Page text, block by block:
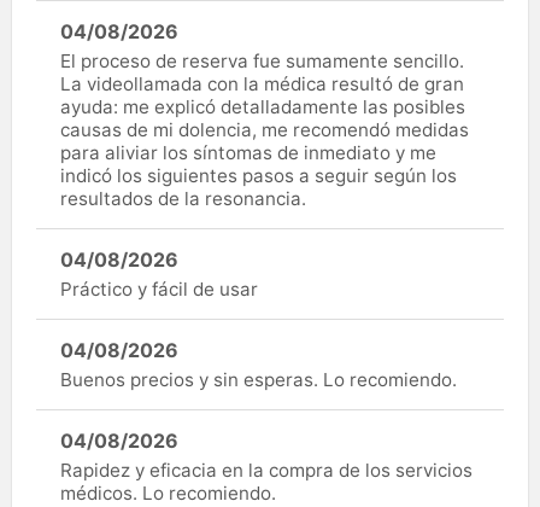
04/08/2026
El proceso de reserva fue sumamente sencillo.
La videollamada con la médica resultó de gran
ayuda: me explicó detalladamente las posibles
causas de mi dolencia, me recomendó medidas
para aliviar los síntomas de inmediato y me
indicó los siguientes pasos a seguir según los
resultados de la resonancia.
04/08/2026
Práctico y fácil de usar
04/08/2026
Buenos precios y sin esperas. Lo recomiendo.
04/08/2026
Rapidez y eficacia en la compra de los servicios
médicos. Lo recomiendo.